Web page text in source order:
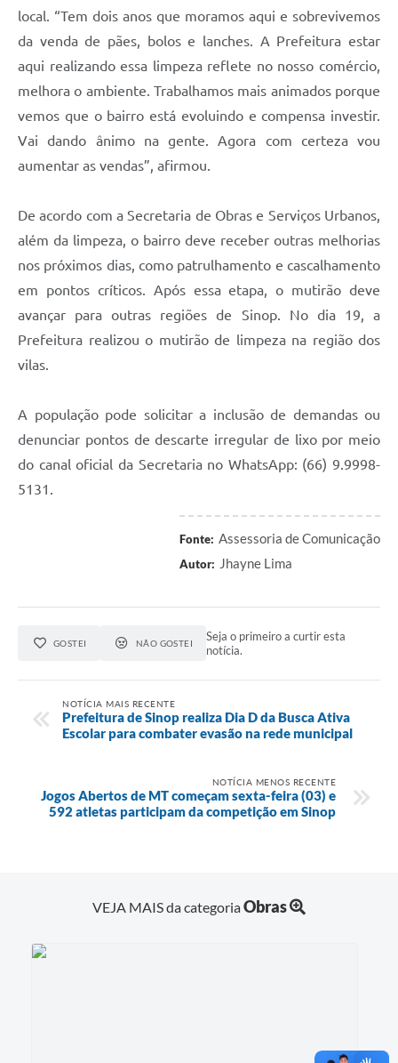
local. “Tem dois anos que moramos aqui e sobrevivemos
da venda de pães, bolos e lanches. A Prefeitura estar
aqui realizando essa limpeza reflete no nosso comércio,
melhora o ambiente. Trabalhamos mais animados porque
vemos que o bairro está evoluindo e compensa investir.
Vai dando ânimo na gente. Agora com certeza vou
aumentar as vendas”, afirmou.
De acordo com a Secretaria de Obras e Serviços Urbanos,
além da limpeza, o bairro deve receber outras melhorias
nos próximos dias, como patrulhamento e cascalhamento
em pontos críticos. Após essa etapa, o mutirão deve
avançar para outras regiões de Sinop. No dia 19, a
Prefeitura realizou o mutirão de limpeza na região dos
vilas.
A população pode solicitar a inclusão de demandas ou
denunciar pontos de descarte irregular de lixo por meio
do canal oficial da Secretaria no WhatsApp: (66) 9.9998-
5131.
Fonte: Assessoria de Comunicação
Autor: Jhayne Lima
GOSTEI NÃO GOSTEI
Seja o primeiro a curtir esta
notícia.
NOTÍCIA MAIS RECENTE
Prefeitura de Sinop realiza Dia D da Busca Ativa
Escolar para combater evasão na rede municipal
NOTÍCIA MENOS RECENTE
Jogos Abertos de MT começam sexta-feira (03) e
592 atletas participam da competição em Sinop
VEJA MAIS da categoriaObras